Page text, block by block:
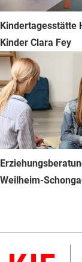
Kindertagesstätte
Kinder Clara Fey
Weilheim-